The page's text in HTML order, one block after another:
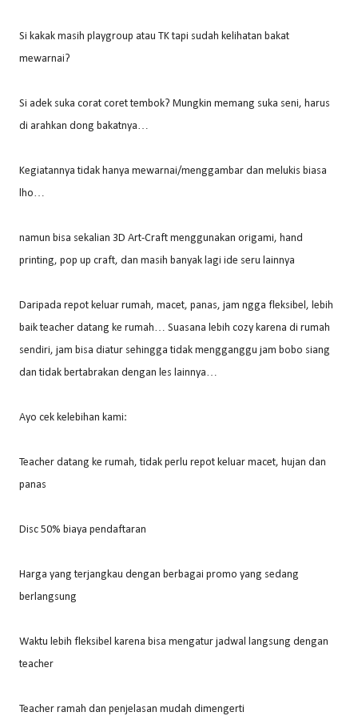
Si kakak masih playgroup atau TK tapi sudah kelihatan bakat
mewarnai?
Si adek suka corat coret tembok? Mungkin memang suka seni, harus
di arahkan dong bakatnya…
Kegiatannya tidak hanya mewarnai/menggambar dan melukis biasa
lho…
namun bisa sekalian 3D Art-Craft menggunakan origami, hand
printing, pop up craft, dan masih banyak lagi ide seru lainnya
Daripada repot keluar rumah, macet, panas, jam ngga fleksibel, lebih
baik teacher datang ke rumah… Suasana lebih cozy karena di rumah
sendiri, jam bisa diatur sehingga tidak mengganggu jam bobo siang
dan tidak bertabrakan dengan les lainnya…
Ayo cek kelebihan kami:
Teacher datang ke rumah, tidak perlu repot keluar macet, hujan dan
panas
Disc 50% biaya pendaftaran
Harga yang terjangkau dengan berbagai promo yang sedang
berlangsung
Waktu lebih fleksibel karena bisa mengatur jadwal langsung dengan
teacher
Teacher ramah dan penjelasan mudah dimengerti